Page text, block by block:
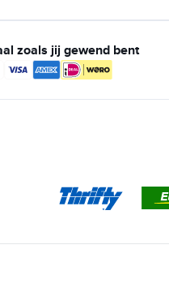
zoals jij gewend bent